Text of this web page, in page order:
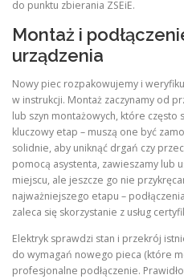
do punktu zbierania ZSEiE.
Montaż i
urządzenia
Nowy piec rozpakowujemy i
w instrukcji. Montaż zaczynamy od
lub szyn montażowych, które często
kluczowy etap – muszą one być
solidnie, aby uniknąć drgań czy
pomocą asystenta, zawieszamy lub
miejscu, ale jeszcze go nie
najważniejszego etapu –
zaleca się skorzystanie z usług
Elektryk sprawdzi stan i przekrój
do wymagań nowego pieca (które
profesjonalne podłączenie.